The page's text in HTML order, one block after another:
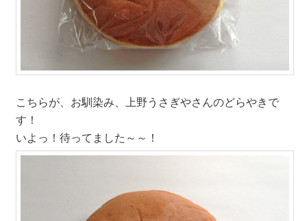
こちらが、お馴染み、上野うさぎやさんのどらやきで
す！
いよっ！待ってました～～！